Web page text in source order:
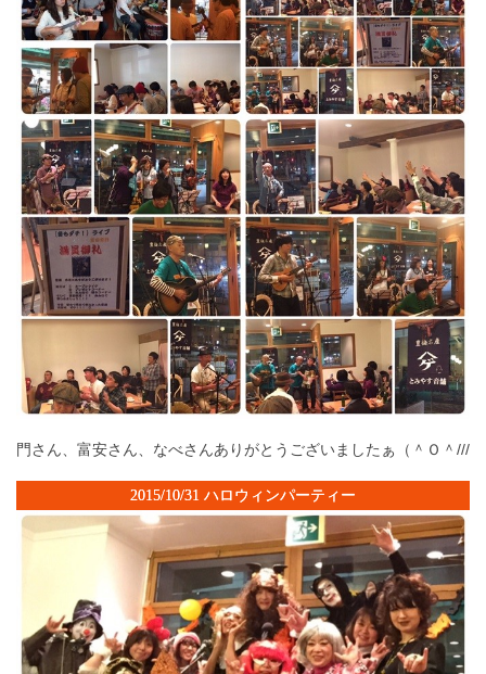
門さん、富安さん、なべさんありがとうございましたぁ（＾Ｏ＾///
2015/10/31 ハロウィンパーティー